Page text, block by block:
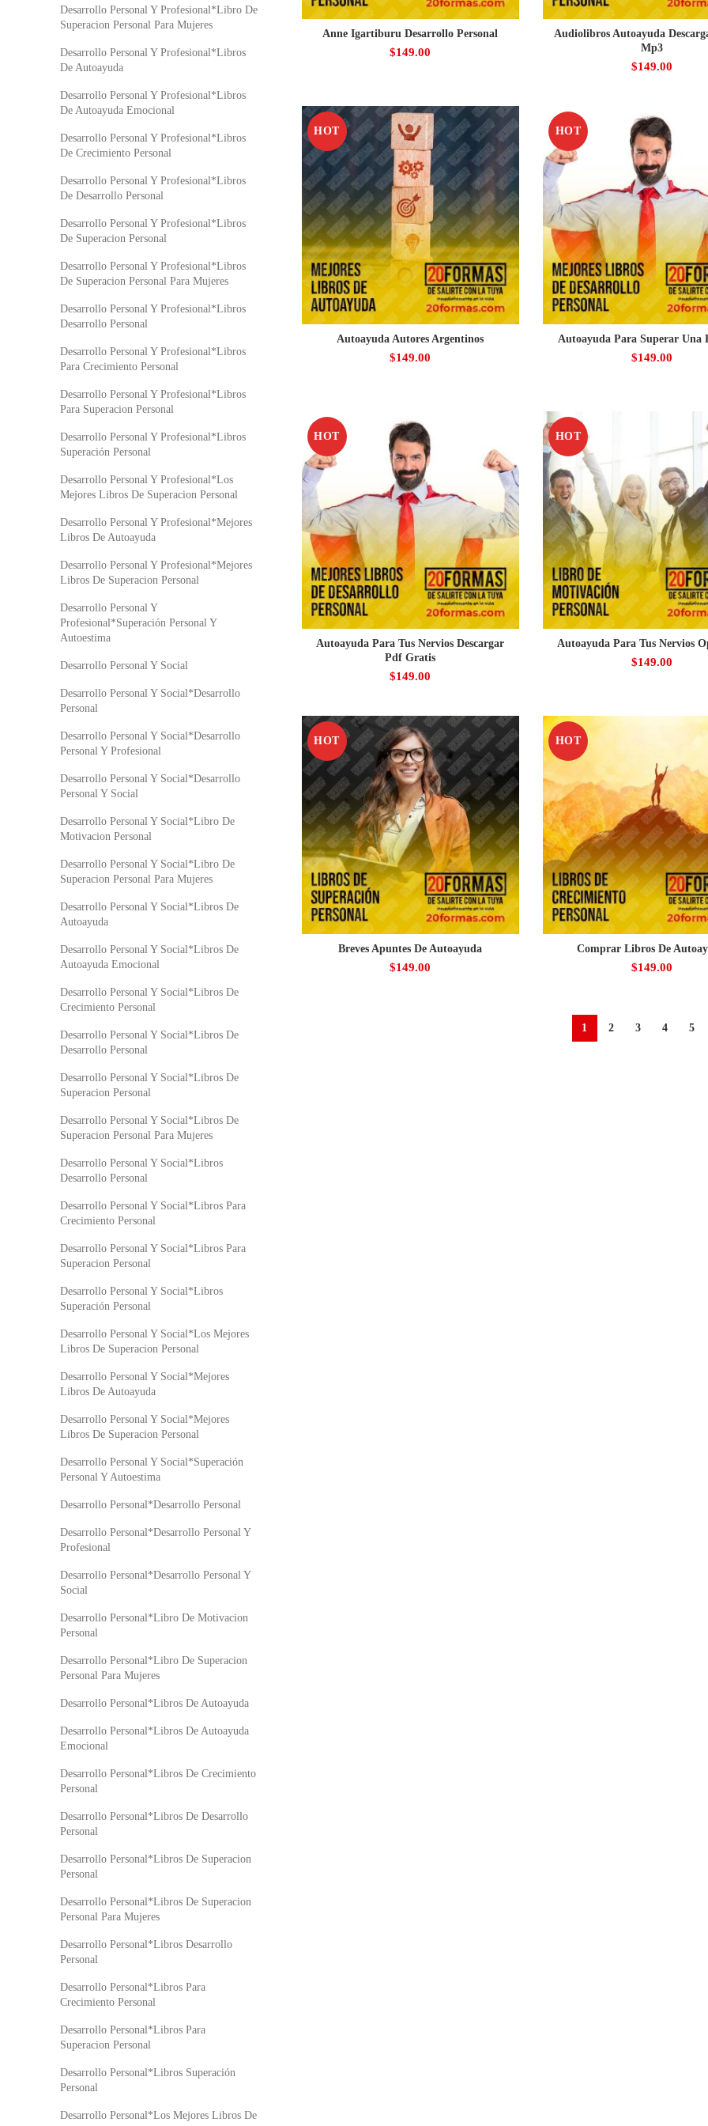
Anne Igartiburu Desarrollo Personal
$149.00
Audiolibros Autoayuda
Mp3
$149.00
HOT
Autoayuda Autores Argentinos
$149.00
HOT
Autoayuda Para Superar Una
$149.00
HOT
Autoayuda Para Tus Nervios Descargar
Pdf Gratis
$149.00
HOT
Autoayuda Para Tus Nervios
$149.00
HOT
Breves Apuntes De Autoayuda
$149.00
HOT
Comprar Libros De
$149.00
1 2 3 4 5
Desarrollo Personal Y Profesional*Libro De
Superacion Personal Para Mujeres
Desarrollo Personal Y Profesional*Libros
De Autoayuda
Desarrollo Personal Y Profesional*Libros
De Autoayuda Emocional
Desarrollo Personal Y Profesional*Libros
De Crecimiento Personal
Desarrollo Personal Y Profesional*Libros
De Desarrollo Personal
Desarrollo Personal Y Profesional*Libros
De Superacion Personal
Desarrollo Personal Y Profesional*Libros
De Superacion Personal Para Mujeres
Desarrollo Personal Y Profesional*Libros
Desarrollo Personal
Desarrollo Personal Y Profesional*Libros
Para Crecimiento Personal
Desarrollo Personal Y Profesional*Libros
Para Superacion Personal
Desarrollo Personal Y Profesional*Libros
Superación Personal
Desarrollo Personal Y Profesional*Los
Mejores Libros De Superacion Personal
Desarrollo Personal Y Profesional*Mejores
Libros De Autoayuda
Desarrollo Personal Y Profesional*Mejores
Libros De Superacion Personal
Desarrollo Personal Y
Profesional*Superación Personal Y
Autoestima
Desarrollo Personal Y Social
Desarrollo Personal Y Social*Desarrollo
Personal
Desarrollo Personal Y Social*Desarrollo
Personal Y Profesional
Desarrollo Personal Y Social*Desarrollo
Personal Y Social
Desarrollo Personal Y Social*Libro De
Motivacion Personal
Desarrollo Personal Y Social*Libro De
Superacion Personal Para Mujeres
Desarrollo Personal Y Social*Libros De
Autoayuda
Desarrollo Personal Y Social*Libros De
Autoayuda Emocional
Desarrollo Personal Y Social*Libros De
Crecimiento Personal
Desarrollo Personal Y Social*Libros De
Desarrollo Personal
Desarrollo Personal Y Social*Libros De
Superacion Personal
Desarrollo Personal Y Social*Libros De
Superacion Personal Para Mujeres
Desarrollo Personal Y Social*Libros
Desarrollo Personal
Desarrollo Personal Y Social*Libros Para
Crecimiento Personal
Desarrollo Personal Y Social*Libros Para
Superacion Personal
Desarrollo Personal Y Social*Libros
Superación Personal
Desarrollo Personal Y Social*Los Mejores
Libros De Superacion Personal
Desarrollo Personal Y Social*Mejores
Libros De Autoayuda
Desarrollo Personal Y Social*Mejores
Libros De Superacion Personal
Desarrollo Personal Y Social*Superación
Personal Y Autoestima
Desarrollo Personal*Desarrollo Personal
Desarrollo Personal*Desarrollo Personal Y
Profesional
Desarrollo Personal*Desarrollo Personal Y
Social
Desarrollo Personal*Libro De Motivacion
Personal
Desarrollo Personal*Libro De Superacion
Personal Para Mujeres
Desarrollo Personal*Libros De Autoayuda
Desarrollo Personal*Libros De Autoayuda
Emocional
Desarrollo Personal*Libros De Crecimiento
Personal
Desarrollo Personal*Libros De Desarrollo
Personal
Desarrollo Personal*Libros De Superacion
Personal
Desarrollo Personal*Libros De Superacion
Personal Para Mujeres
Desarrollo Personal*Libros Desarrollo
Personal
Desarrollo Personal*Libros Para
Crecimiento Personal
Desarrollo Personal*Libros Para
Superacion Personal
Desarrollo Personal*Libros Superación
Personal
Desarrollo Personal*Los Mejores Libros De